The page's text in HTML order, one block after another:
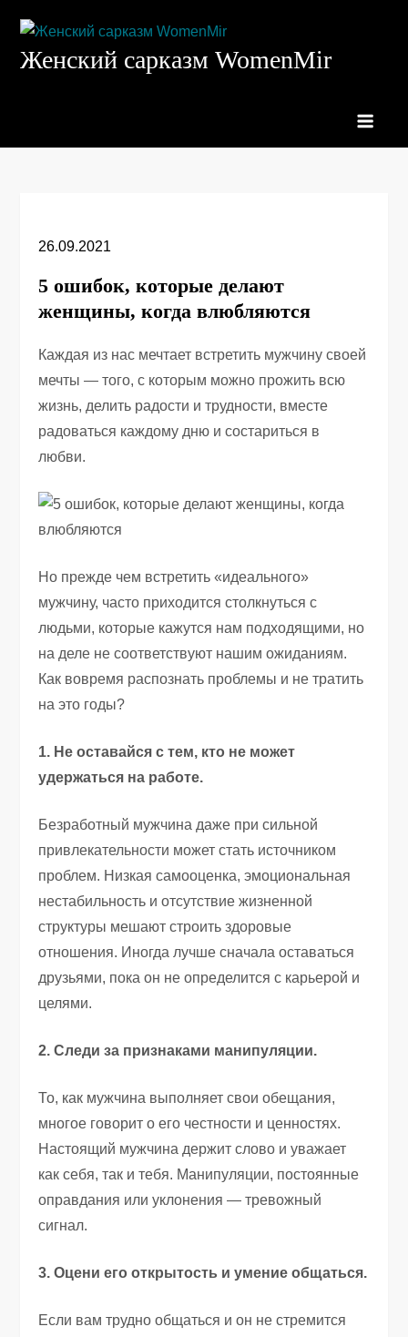
содержимому
Женский сарказм WomenMir
26.09.2021
5 ошибок, которые делают
женщины, когда влюбляются
Каждая из нас мечтает встретить мужчину своей
мечты — того, с которым можно прожить всю
жизнь, делить радости и трудности, вместе
радоваться каждому дню и состариться в
любви.
Но прежде чем встретить «идеального»
мужчину, часто приходится столкнуться с
людьми, которые кажутся нам подходящими, но
на деле не соответствуют нашим ожиданиям.
Как вовремя распознать проблемы и не тратить
на это годы?
1. Не оставайся с тем, кто не может
удержаться на работе.
Безработный мужчина даже при сильной
привлекательности может стать источником
проблем. Низкая самооценка, эмоциональная
нестабильность и отсутствие жизненной
структуры мешают строить здоровые
отношения. Иногда лучше сначала оставаться
друзьями, пока он не определится с карьерой и
целями.
2. Следи за признаками манипуляции.
То, как мужчина выполняет свои обещания,
многое говорит о его честности и ценностях.
Настоящий мужчина держит слово и уважает
как себя, так и тебя. Манипуляции, постоянные
оправдания или уклонения — тревожный
сигнал.
3. Оцени его открытость и умение общаться.
Если вам трудно общаться и он не стремится